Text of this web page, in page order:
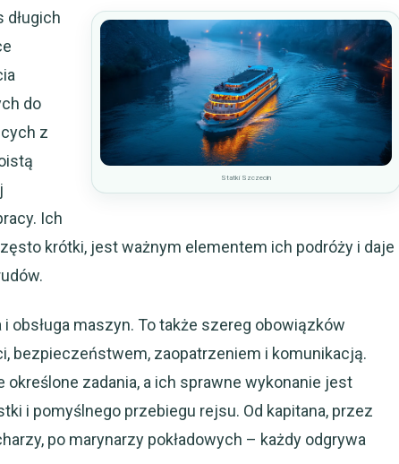
Statki Szczecin
długich
do
z
Ich
krótki, jest ważnym elementem ich podróży i daje
obsługa maszyn. To także szereg obowiązków
bezpieczeństwem, zaopatrzeniem i komunikacją.
określone zadania, a ich sprawne wykonanie jest
i pomyślnego przebiegu rejsu. Od kapitana, przez
po marynarzy pokładowych – każdy odgrywa